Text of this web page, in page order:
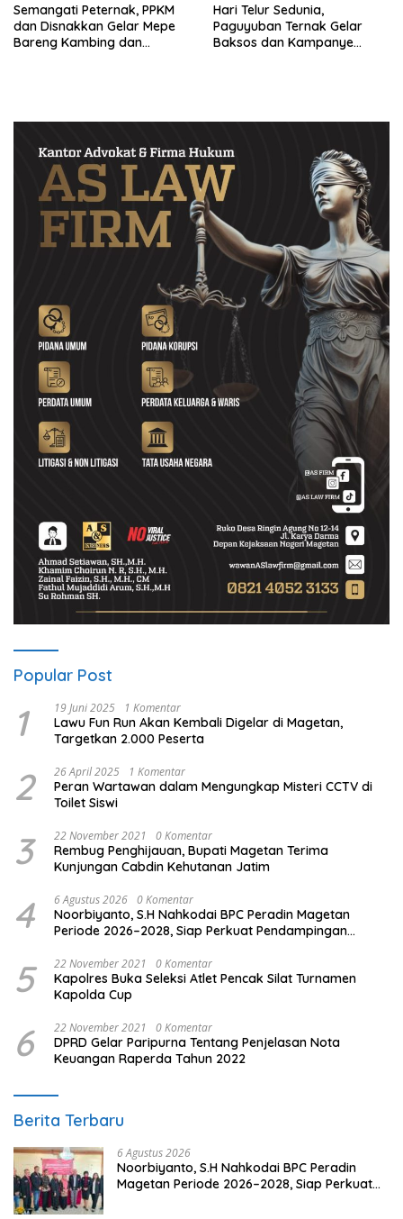
Semangati Peternak, PPKM
dan Disnakkan Gelar Mepe
Bareng Kambing dan
Hari Telur Sedunia,
Paguyuban Ternak Gelar
Baksos dan Kampanye
Popular Post
1 19 Juni 2025 1 Komentar
Lawu Fun Run Akan Kembali Digelar di Magetan,
Targetkan 2.000 Peserta
2 26 April 2025 1 Komentar
Peran Wartawan dalam Mengungkap Misteri CCTV di
Toilet Siswi
3 22 November 2021 0 Komentar
Rembug Penghijauan, Bupati Magetan Terima
Kunjungan Cabdin Kehutanan Jatim
4 6 Agustus 2026 0 Komentar
Noorbiyanto, S.H Nahkodai BPC Peradin Magetan
Periode 2026–2028, Siap Perkuat Pendampingan
5 22 November 2021 0 Komentar
Kapolres Buka Seleksi Atlet Pencak Silat Turnamen
Kapolda Cup
6 22 November 2021 0 Komentar
DPRD Gelar Paripurna Tentang Penjelasan Nota
Keuangan Raperda Tahun 2022
Berita Terbaru
6 Agustus 2026
Noorbiyanto, S.H Nahkodai BPC Peradin
Magetan Periode 2026–2028, Siap Perkuat